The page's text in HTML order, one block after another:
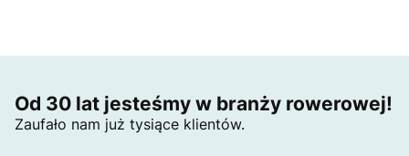
Od 30 lat jesteśmy w branży rowerowej!
Zaufało nam już tysiące klientów.